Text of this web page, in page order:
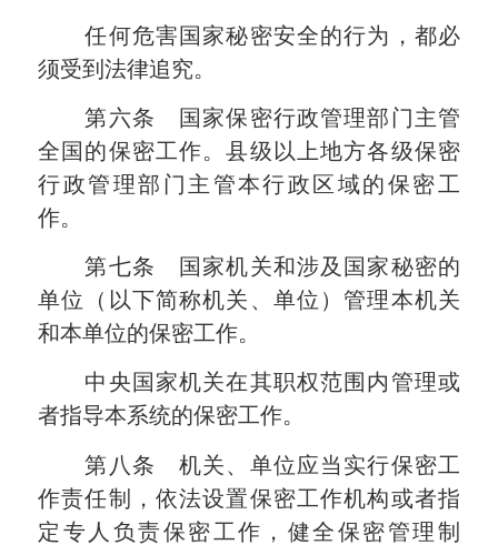
任何危害国家秘密安全的行为，都必
须受到法律追究。
第六条 国家保密行政管理部门主管
全国的保密工作。县级以上地方各级保密
行政管理部门主管本行政区域的保密工
作。
第七条 国家机关和涉及国家秘密的
单位（以下简称机关、单位）管理本机关
和本单位的保密工作。
中央国家机关在其职权范围内管理或
者指导本系统的保密工作。
第八条 机关、单位应当实行保密工
作责任制，依法设置保密工作机构或者指
定专人负责保密工作，健全保密管理制